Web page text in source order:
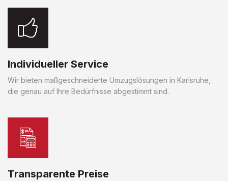
Individueller Service
Wir bieten maßgeschneiderte Umzugslösungen in Karlsruhe,
die genau auf Ihre Bedürfnisse abgestimmt sind.
Transparente Preise